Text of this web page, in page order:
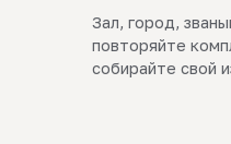
Зал, город,
повторяйте
собирайте свой